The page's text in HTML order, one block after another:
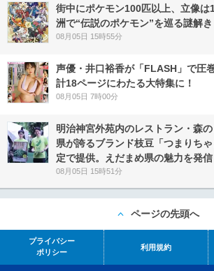
街中にポケモン100匹以上、立像
洲で“伝説のポケモン”を巡る謎解き
08月05日 15時55分
声優・井口裕香が「FLASH」で圧
計18ページにわたる大特集に！
08月05日 7時00分
明治神宮外苑内のレストラン・森
県が誇るブランド枝豆「つまりち
定で提供。えだまめ県の魅力を発信
08月05日 15時51分
ページの先頭へ
プライバシー
ポリシー
利用規約